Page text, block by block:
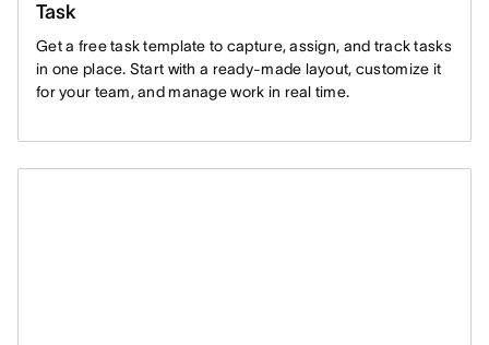
Task
Get a free task template to capture, assign, and track tasks
in one place. Start with a ready-made layout, customize it
for your team, and manage work in real time.